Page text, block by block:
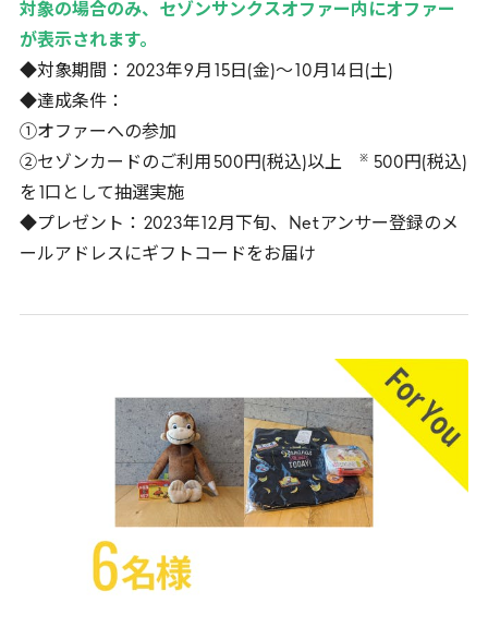
対象の場合のみ、セゾンサンクスオファー内にオファー
が表示されます。
◆対象期間： 2023年9月 15 日(金)～ 10月 14 日(土)
◆達成条件：
①オファーへの参加
②セゾンカードのご利用 500円(税込)以上 ※ 500円(税込)
を
口として抽選実施
◆プレゼント： 2023年 12月下旬、 Net アンサー登録のメ
ールアドレスにギフトコードをお届け